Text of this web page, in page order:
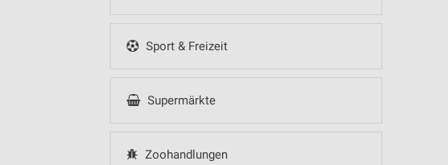
Sport & Freizeit
Supermärkte
Zoohandlungen